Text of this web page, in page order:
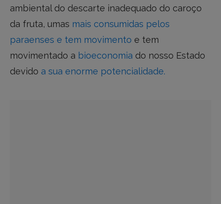
ambiental do descarte inadequado do caroço
da fruta, umas mais consumidas pelos
paraenses e tem movimento e tem
movimentado a bioeconomia do nosso Estado
devido a sua enorme potencialidade.